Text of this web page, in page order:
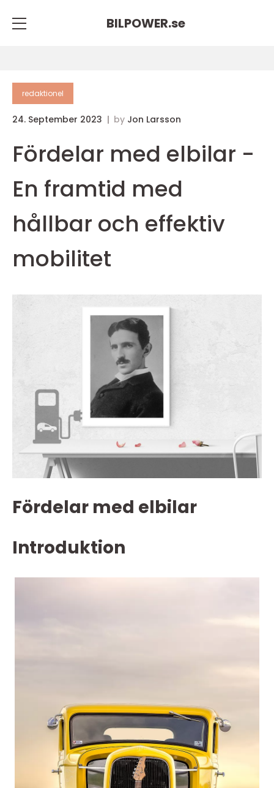
BILPOWER.se
redaktionel
24. September 2023 by Jon Larsson
Fördelar med elbilar -
En framtid med
hållbar och effektiv
mobilitet
Fördelar med elbilar
Introduktion